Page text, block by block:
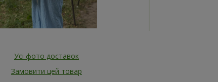
Усі фото доставок
Замовити цей товар